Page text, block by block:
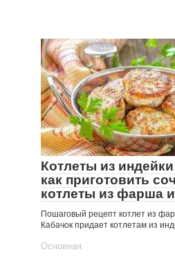
Котлеты из
как приготовить
котлеты из фарша
Пошаговый рецепт котлет из
Кабачок придает котлетам из
Основная